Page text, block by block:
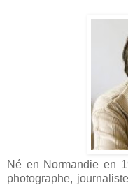
Né en Normandie en
photographe,